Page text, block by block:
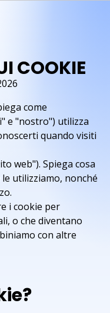
COOKIE
come
e "nostro") utilizza
quando visiti
web"). Spiega cosa
utilizziamo, nonché
i cookie per
o che diventano
con altre